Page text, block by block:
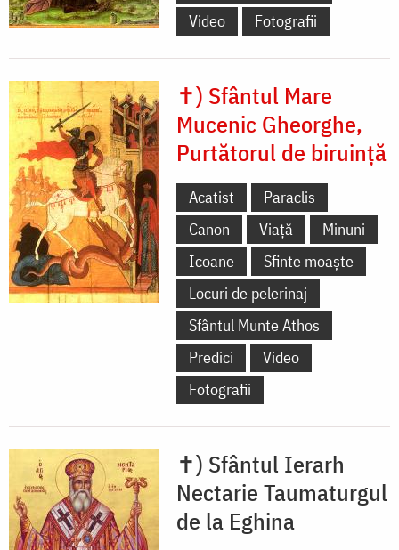
Video
Fotografii
✝) Sfântul Mare
Mucenic Gheorghe,
Purtătorul de biruință
Acatist
Paraclis
Canon
Viață
Minuni
Icoane
Sfinte moaște
Locuri de pelerinaj
Sfântul Munte Athos
Predici
Video
Fotografii
✝) Sfântul Ierarh
Nectarie Taumaturgul
de la Eghina